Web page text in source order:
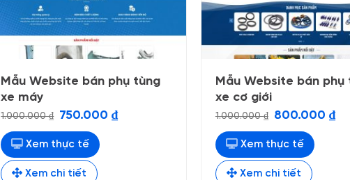
Mẫu Website bán phụ tùng
xe máy
1.000.000₫ Giá
là:
1.000.000 ₫.
750.000₫Giá
hiện
Xem thực tế
Xem chi tiết
Mẫu Website bán phụ
xe cơ giới
1.000.000₫
Giá
là:
1.000.000 ₫.
800.000 ₫Giá
hiện
Xem thực tế
Xem chi tiết